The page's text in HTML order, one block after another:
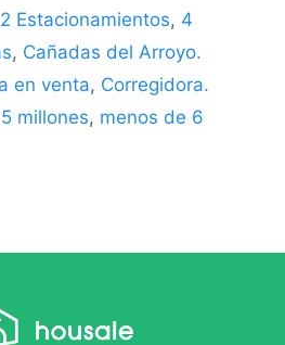
2 Estacionamientos, 4
, Cañadas del Arroyo.
en venta, Corregidora.
millones, menos de 6